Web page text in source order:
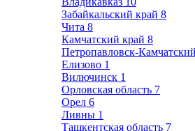
Забайкальский край 8
Чита 8
Камчатский край 8
Петропавловск-Камчатский
Елизово 1
Вилючинск 1
Орловская область 7
Орел 6
Ливны 1
Ташкентская область 7